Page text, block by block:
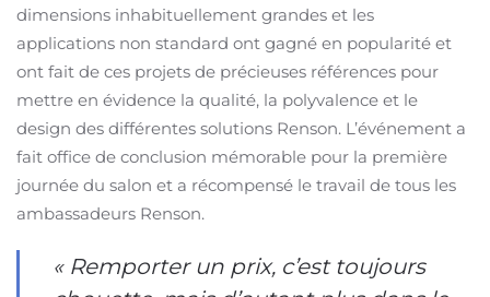
dimensions inhabituellement grandes et les
applications non standard ont gagné en popularité et
ont fait de ces projets de précieuses références pour
mettre en évidence la qualité, la polyvalence et le
design des différentes solutions Renson. L’événement a
fait office de conclusion mémorable pour la première
journée du salon et a récompensé le travail de tous les
ambassadeurs Renson.
« Remporter un prix, c’est toujours